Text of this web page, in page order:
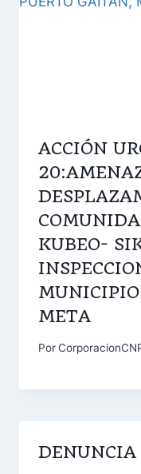
ACCIÓN
KUBEO-
META
Por
DENUNCIA